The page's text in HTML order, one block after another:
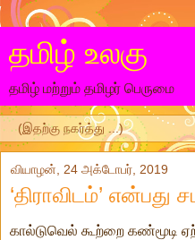
தமிழ் உலகு
தமிழ் மற்றும் தமிழர் பெருமை
வியாழன், 24 அக்டோபர், 2019
‘திராவிடம்’
கால்டுவெல் கூற்றை கண்மூடி